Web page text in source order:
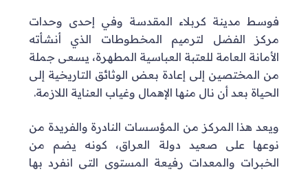
فوسط مدينة كربلاء المقدسة وفي إحدى وحدات
مركز الفضل لترميم المخطوطات الذي أنشأته
الأمانة العامة للعتبة العباسية المطهرة، يسعى جملة
من المختصين إلى إعادة بعض الوثائق التاريخية إلى
الحياة بعد أن نال منها الإهمال وغياب العناية اللازمة.
ويعد هذا المركز من المؤسسات النادرة والفريدة من
نوعها على صعيد دولة العراق، كونه يضم من
الخبرات والمعدات رفيعة المستوى التي انفرد بها